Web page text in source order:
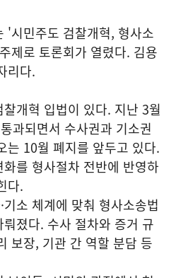
'시민주도 검찰개혁, 형사소
제로 토론회가 열렸다. 김용
리다.
개혁 입법이 있다. 지난 3월
과되면서 수사권과 기소권
는 10월 폐지를 앞두고 있다.
를 형사절차 전반에 반영하
다.
소 체계에 맞춰 형사소송법
졌다. 수사 절차와 증거 규
보장, 기관 간 역할 분담 등